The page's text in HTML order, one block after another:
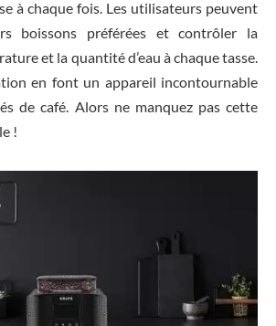
à chaque fois. Les utilisateurs peuvent
boissons préférées et contrôler la
et la quantité d’eau à chaque tasse.
en font un appareil incontournable
de café. Alors ne manquez pas cette
!